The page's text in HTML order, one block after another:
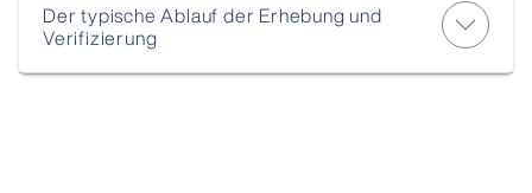
Der typische Ablauf der Erhebung und
Verifizierung